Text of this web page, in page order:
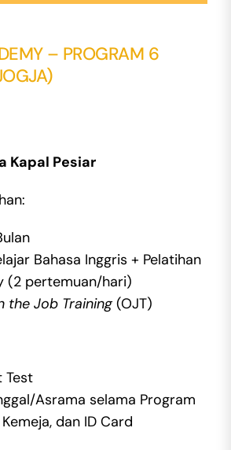
– PROGRAM 6
Kapal Pesiar
Bahasa Inggris + Pelatihan
(2 pertemuan/hari)
the Job Training(OJT)
Test
Asrama selama Program
dan ID Card